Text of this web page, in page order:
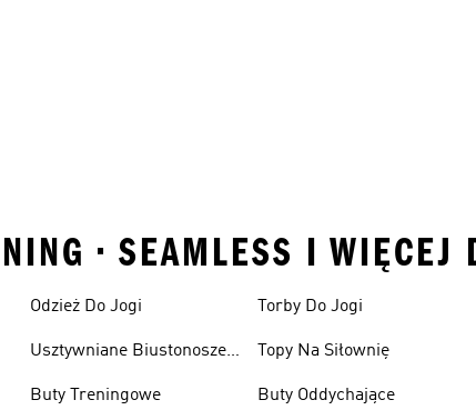
• SEAMLESS I WIĘCEJ
Odzież Do Jogi
Usztywniane Biustonosze
Buty Treningowe
Torby Do Jogi
Topy Na Siłownię
Buty Oddychające